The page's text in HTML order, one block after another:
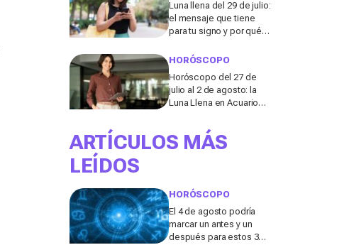
Luna llena del 29 de julio:
el mensaje que tiene
para tu signo y por qué
de actuar
HORÓSCOPO
Horóscopo del 27 de
julio al 2 de agosto: la
Luna Llena en Acuario
dinero de varios signos
ARTÍCULOS MÁS
LEÍDOS
HORÓSCOPO
El 4 de agosto podría
marcar un antes y un
después para estos 3